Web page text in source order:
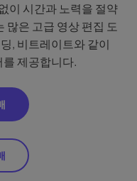
이 시간과 노력을 절약
은 고급 영상 편집 도
, 비트레이트와 같이
제공합니다.